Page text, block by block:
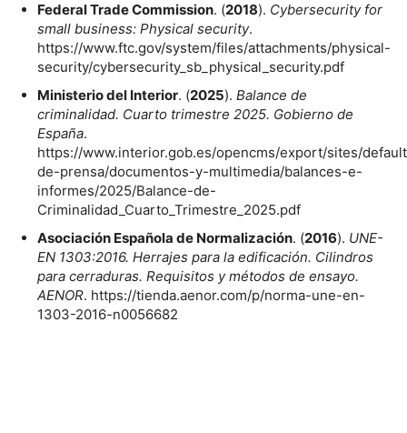
Federal Trade Commission. (2018). Cybersecurity for
small business: Physical security.
https://www.ftc.gov/system/files/attachments/physical-
security/cybersecurity_sb_physical_security.pdf
Ministerio del Interior. (2025). Balance de
criminalidad. Cuarto trimestre 2025. Gobierno de
España.
https://www.interior.gob.es/opencms/export/sites/
de-prensa/documentos-y-multimedia/balances-e-
informes/2025/Balance-de-
Criminalidad_Cuarto_Trimestre_2025.pdf
Asociación Española de Normalización. (2016). UNE-
EN 1303:2016. Herrajes para la edificación. Cilindros
para cerraduras. Requisitos y métodos de ensayo.
AENOR. https://tienda.aenor.com/p/norma-une-en-
1303-2016-n0056682